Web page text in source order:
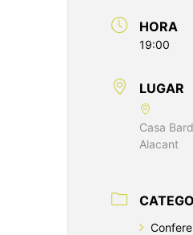
HORA
19:00
LUGAR
Casa
Alacant